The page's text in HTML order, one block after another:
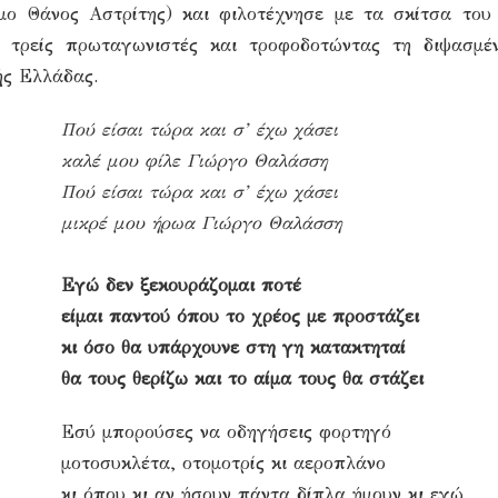
Θάνος Αστρίτης) και φιλοτέχνησε με τα σκίτσα
πρωταγωνιστές και τροφοδοτώντας τη
Ελλάδας.
Πού είσαι τώρα και σ’ έχω χάσει
καλέ μου φίλε Γιώργο Θαλάσση
Πού είσαι τώρα και σ’ έχω χάσει
μικρέ μου ήρωα Γιώργο Θαλάσση
Εγώ δεν ξεκουράζομαι ποτέ
είμαι παντού όπου το χρέος με προστάζει
κι όσο θα υπάρχουνε στη γη κατακτηταί
θα τους θερίζω και το αίμα τους θα στάζει
Εσύ μπορούσες να οδηγήσεις φορτηγό
μοτοσυκλέτα, οτομοτρίς κι αεροπλάνο